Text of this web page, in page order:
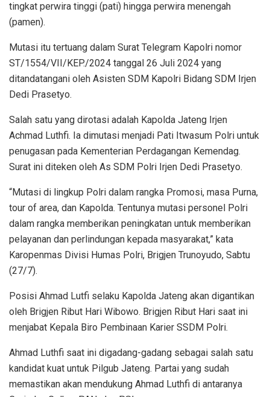
tingkat perwira tinggi (pati) hingga perwira menengah
(pamen).
Mutasi itu tertuang dalam Surat Telegram Kapolri nomor
ST/1554/VII/KEP./2024 tanggal 26 Juli 2024 yang
ditandatangani oleh Asisten SDM Kapolri Bidang SDM Irjen
Dedi Prasetyo.
Salah satu yang dirotasi adalah Kapolda Jateng Irjen
Achmad Luthfi. Ia dimutasi menjadi Pati Itwasum Polri untuk
penugasan pada Kementerian Perdagangan Kemendag.
Surat ini diteken oleh As SDM Polri Irjen Dedi Prasetyo.
“Mutasi di lingkup Polri dalam rangka Promosi, masa Purna,
tour of area, dan Kapolda. Tentunya mutasi personel Polri
dalam rangka memberikan peningkatan untuk memberikan
pelayanan dan perlindungan kepada masyarakat,” kata
Karopenmas Divisi Humas Polri, Brigjen Trunoyudo, Sabtu
(27/7).
Posisi Ahmad Lutfi selaku Kapolda Jateng akan digantikan
oleh Brigjen Ribut Hari Wibowo. Brigjen Ribut Hari saat ini
menjabat Kepala Biro Pembinaan Karier SSDM Polri.
Ahmad Luthfi saat ini digadang-gadang sebagai salah satu
kandidat kuat untuk Pilgub Jateng. Partai yang sudah
memastikan akan mendukung Ahmad Luthfi di antaranya